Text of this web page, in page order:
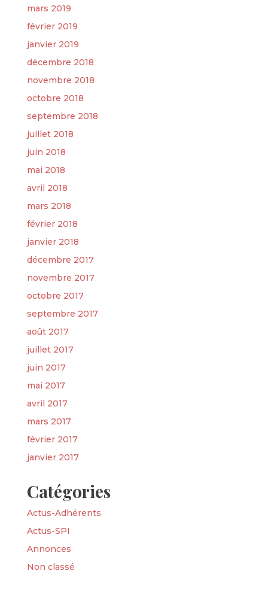
mars 2019
février 2019
janvier 2019
décembre 2018
novembre 2018
octobre 2018
septembre 2018
juillet 2018
juin 2018
mai 2018
avril 2018
mars 2018
février 2018
janvier 2018
décembre 2017
novembre 2017
octobre 2017
septembre 2017
août 2017
juillet 2017
juin 2017
mai 2017
avril 2017
mars 2017
février 2017
janvier 2017
Catégories
Actus-Adhérents
Actus-SPI
Annonces
Non classé